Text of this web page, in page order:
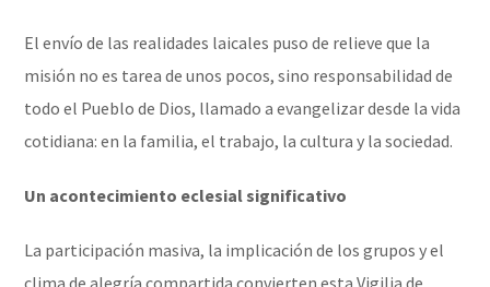
El envío de las realidades laicales puso de relieve que la
misión no es tarea de unos pocos, sino responsabilidad de
todo el Pueblo de Dios, llamado a evangelizar desde la vida
cotidiana: en la familia, el trabajo, la cultura y la sociedad.
Un acontecimiento eclesial significativo
La participación masiva, la implicación de los grupos y el
clima de alegría compartida convierten esta Vigilia de